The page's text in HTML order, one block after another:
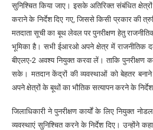
सुनिश्चित किया जाए। इसके अतिरिक्त संबंधित
कराने के निर्देश दिए गए, जिससे किसी प्रकार की
मतदाता सूची का बूथ लेवल पर पुनरीक्षण हेतु
भूमिका है। सभी ईआरओ अपने क्षेत्र में
बीएलए-2 अवश्य नियुक्त करवा लें। ताकि पुनरीक्षण
सके। मतदान केंद्रों की व्यवस्थाओं को बेहतर
अपने क्षेत्रों के बूथों का भौतिक सत्यापन करने के निर्देश
जिलाधिकारी ने पुनरीक्षण कार्यों के लिए नियुक्त
व्यवस्थाएं सुनिश्चित करने के निर्देश दिए। उन्होंने